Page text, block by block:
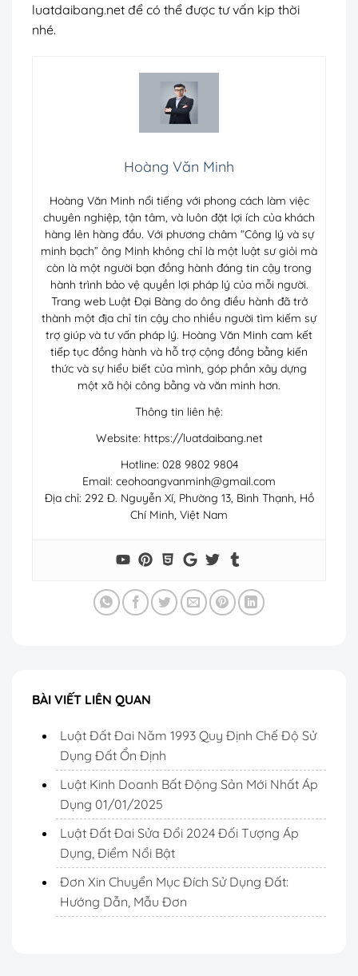
luatdaibang.net để có thể được tư vấn kịp thời
nhé.
Hoàng Văn Minh
Hoàng Văn Minh nổi tiếng với phong cách làm việc
chuyên nghiệp, tận tâm, và luôn đặt lợi ích của khách
hàng lên hàng đầu. Với phương châm “Công lý và sự
minh bạch” ông Minh không chỉ là một luật sư giỏi mà
còn là một người bạn đồng hành đáng tin cậy trong
hành trình bảo vệ quyền lợi pháp lý của mỗi người.
Trang web Luật Đại Bàng do ông điều hành đã trở
thành một địa chỉ tin cậy cho nhiều người tìm kiếm sự
trợ giúp và tư vấn pháp lý. Hoàng Văn Minh cam kết
tiếp tục đồng hành và hỗ trợ cộng đồng bằng kiến
thức và sự hiểu biết của mình, góp phần xây dựng
một xã hội công bằng và văn minh hơn.
Thông tin liên hệ:
Website: https://luatdaibang.net
Hotline: 028 9802 9804
Email: ceohoangvanminh@gmail.com
Địa chỉ: 292 Đ. Nguyễn Xí, Phường 13, Bình Thạnh, Hồ
Chí Minh, Việt Nam
BÀI VIẾT LIÊN QUAN
Luật Đất Đai Năm 1993 Quy Định Chế Độ Sử
Dụng Đất Ổn Định
Luật Kinh Doanh Bất Động Sản Mới Nhất Áp
Dụng 01/01/2025
Luật Đất Đai Sửa Đổi 2024 Đối Tượng Áp
Dụng, Điểm Nổi Bật
Đơn Xin Chuyển Mục Đích Sử Dụng Đất:
Hướng Dẫn, Mẫu Đơn